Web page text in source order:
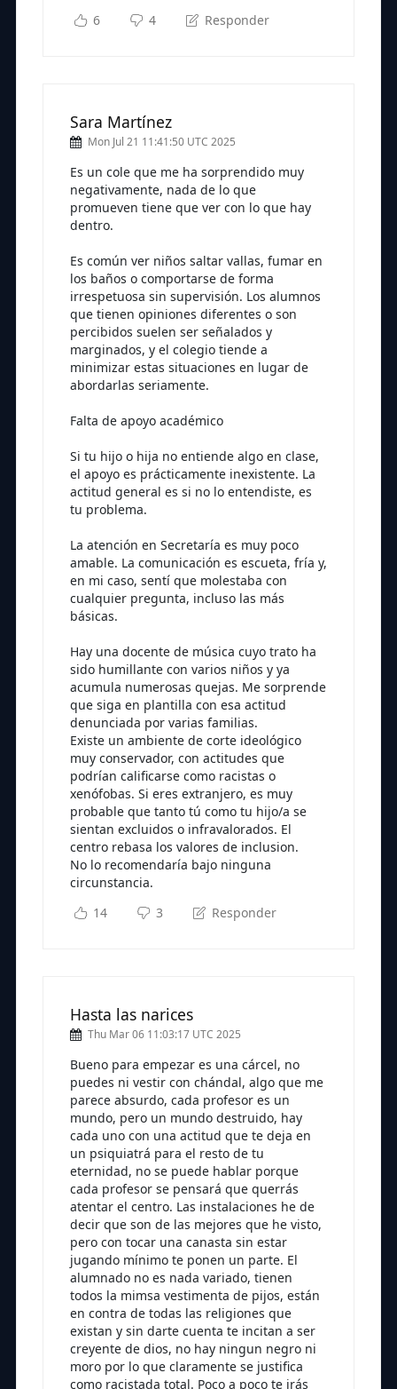
6
4 Responder
Sara Martínez
Mon Jul 21 11:41:50 UTC 2025
Es un cole que me ha sorprendido muy
negativamente, nada de lo que
promueven tiene que ver con lo que hay
dentro.
Es común ver niños saltar vallas, fumar en
los baños o comportarse de forma
irrespetuosa sin supervisión. Los alumnos
que tienen opiniones diferentes o son
percibidos suelen ser señalados y
marginados, y el colegio tiende a
minimizar estas situaciones en lugar de
abordarlas seriamente.
Falta de apoyo académico
Si tu hijo o hija no entiende algo en clase,
el apoyo es prácticamente inexistente. La
actitud general es si no lo entendiste, es
tu problema.
La atención en Secretaría es muy poco
amable. La comunicación es escueta, fría y,
en mi caso, sentí que molestaba con
cualquier pregunta, incluso las más
básicas.
Hay una docente de música cuyo trato ha
sido humillante con varios niños y ya
acumula numerosas quejas. Me sorprende
que siga en plantilla con esa actitud
denunciada por varias familias.
Existe un ambiente de corte ideológico
muy conservador, con actitudes que
podrían calificarse como racistas o
xenófobas. Si eres extranjero, es muy
probable que tanto tú como tu hijo/a se
sientan excluidos o infravalorados. El
centro rebasa los valores de inclusion.
No lo recomendaría bajo ninguna
circunstancia.
14
3 Responder
Hasta las narices
Thu Mar 06 11:03:17 UTC 2025
Bueno para empezar es una cárcel, no
puedes ni vestir con chándal, algo que me
parece absurdo, cada profesor es un
mundo, pero un mundo destruido, hay
cada uno con una actitud que te deja en
un psiquiatrá para el resto de tu
eternidad, no se puede hablar porque
cada profesor se pensará que querrás
atentar el centro. Las instalaciones he de
decir que son de las mejores que he visto,
pero con tocar una canasta sin estar
jugando mínimo te ponen un parte. El
alumnado no es nada variado, tienen
todos la mimsa vestimenta de pijos, están
en contra de todas las religiones que
existan y sin darte cuenta te incitan a ser
creyente de dios, no hay ningun negro ni
moro por lo que claramente se justifica
como racistada total. Poco a poco te irás